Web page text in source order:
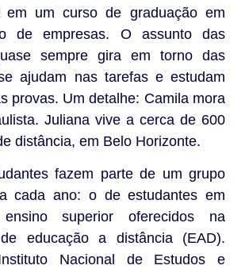
em um curso de graduação em
de empresas. O assunto das
sempre gira em torno das
ajudam nas tarefas e estudam
provas. Um detalhe: Camila mora
Juliana vive a cerca de 600
distância, em Belo Horizonte.
fazem parte de um grupo
cada ano: o de estudantes em
superior oferecidos na
educação a distância (EAD).
Nacional de Estudos e